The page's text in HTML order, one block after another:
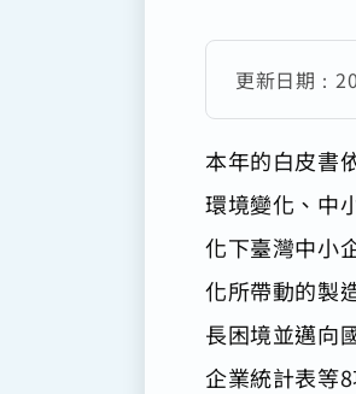
更新日期：
本年的白皮書
環境變化、中
化下臺灣中小
化所帶動的製
長困境並邁向
企業統計表等8